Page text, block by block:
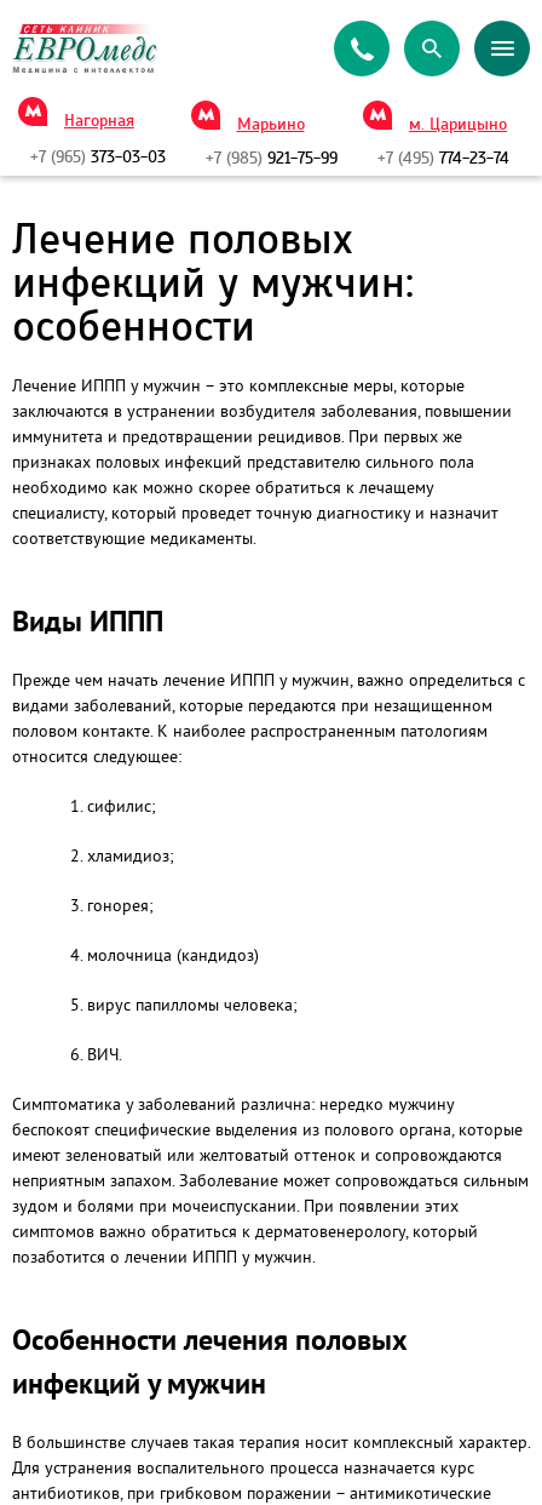
Нагорная
+7 (965) 373-03-03
Марьино
+7 (985)921-75-99
м. Царицыно
+7 (495) 774-23-74
Лечение половых
инфекций у мужчин:
особенности
Лечение ИППП у мужчин – это комплексные меры, которые
заключаются в устранении возбудителя заболевания, повышении
иммунитета и предотвращении рецидивов. При первых же
признаках половых инфекций представителю сильного пола
необходимо как можно скорее обратиться к лечащему
специалисту, который проведет точную диагностику и назначит
соответствующие медикаменты.
Виды ИППП
Прежде чем начать лечение ИППП у мужчин, важно определиться с
видами заболеваний, которые передаются при незащищенном
половом контакте. К наиболее распространенным патологиям
относится следующее:
1. сифилис;
2. хламидиоз;
3. гонорея;
4. молочница (кандидоз)
5. вирус папилломы человека;
6. ВИЧ.
Симптоматика у заболеваний различна: нередко мужчину
беспокоят специфические выделения из полового органа, которые
имеют зеленоватый или желтоватый оттенок и сопровождаются
неприятным запахом. Заболевание может сопровождаться сильным
зудом и болями при мочеиспускании. При появлении этих
симптомов важно обратиться к дерматовенерологу, который
позаботится о лечении ИППП у мужчин.
Особенности лечения половых
инфекций у мужчин
В большинстве случаев такая терапия носит комплексный характер.
Для устранения воспалительного процесса назначается курс
антибиотиков, при грибковом поражении – антимикотические